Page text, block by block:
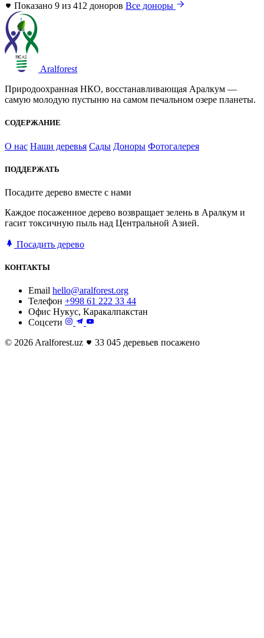
Показано 9 из 412 доноров Все доноры
Aralforest
Природоохранная НКО, восстанавливающая Аралкум —
самую молодую пустыню на самом печальном озере планеты.
СОДЕРЖАНИЕ
О нас Наши деревья Сады Доноры Фотогалерея
ПОДДЕРЖАТЬ
Посадите дерево вместе с нами
Каждое посаженное дерево возвращает зелень в Аралкум и
гасит токсичную пыль над Центральной Азией.
Посадить дерево
КОНТАКТЫ
Email hello@aralforest.org
Телефон +998 61 222 33 44
Офис Нукус, Каракалпакстан
Соцсети
© 2026 Aralforest.uz
33 045 деревьев посажено